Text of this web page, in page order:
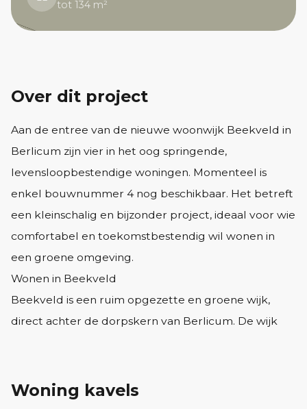
tot 134 m²
Over dit project
Aan de entree van de nieuwe woonwijk Beekveld in
Berlicum zijn vier in het oog springende,
levensloopbestendige woningen. Momenteel is
enkel bouwnummer 4 nog beschikbaar. Het betreft
een kleinschalig en bijzonder project, ideaal voor wie
comfortabel en toekomstbestendig wil wonen in
een groene omgeving.
Wonen in Beekveld
Beekveld is een ruim opgezette en groene wijk,
direct achter de dorpskern van Berlicum. De wijk
nieuwbouw. De royale opzet, het vele groen en de
Woning kavels